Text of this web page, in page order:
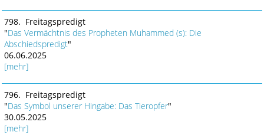
798. Freitagspredigt
"Das Vermächtnis des Propheten Muhammed (s): Die
Abschiedspredigt"
06.06.2025
[mehr]
796. Freitagspredigt
"Das Symbol unserer Hingabe: Das Tieropfer"
30.05.2025
[mehr]